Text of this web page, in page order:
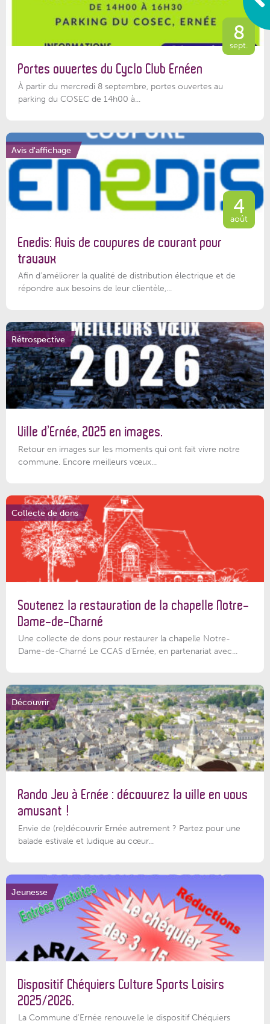
8
sept.
Portes ouvertes du Cyclo Club Ernéen
À partir du mercredi 8 septembre, portes ouvertes au
parking du COSEC de 14h00 à...
Avis d'affichage
4
août
Enedis: Avis de coupures de courant pour
travaux
Afin d’améliorer la qualité de distribution électrique et de
répondre aux besoins de leur clientèle,...
Rétrospective
Ville d’Ernée, 2025 en images.
Retour en images sur les moments qui ont fait vivre notre
commune. Encore meilleurs vœux...
Collecte de dons
Soutenez la restauration de la chapelle Notre-
Dame-de-Charné
Une collecte de dons pour restaurer la chapelle Notre-
Dame-de-Charné Le CCAS d’Ernée, en partenariat avec...
Découvrir
Rando Jeu à Ernée : découvrez la ville en vous
amusant !
Envie de (re)découvrir Ernée autrement ? Partez pour une
balade estivale et ludique au cœur...
Jeunesse
Dispositif Chéquiers Culture Sports Loisirs
2025/2026.
La Commune d'Ernée renouvelle le dispositif Chéquiers